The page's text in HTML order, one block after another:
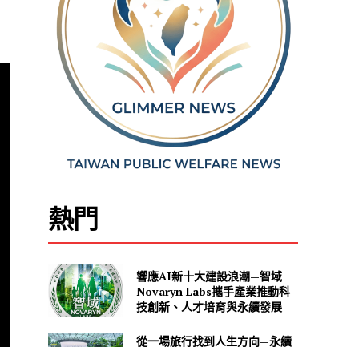
熱門
響應AI新十大建設浪潮—智域
Novaryn Labs攜手產業推動科
技創新、人才培育與永續發展
從一場旅行找到人生方向—永續